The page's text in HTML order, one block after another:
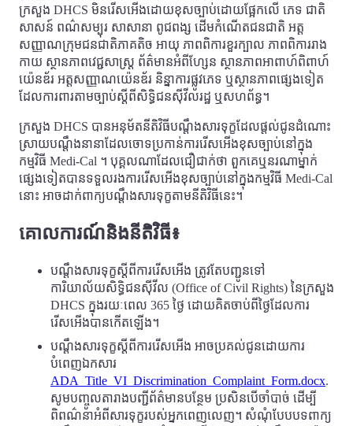
ក្រសួង DHCS មិនរើសអើងដោយខុសច្បាប់ដោយផ្អែកលើ ភេទ ជាតិ
សាសន៍ ពណ៌សម្បុរ សាសានា ពូជពង្ស ដើមកំណើតជនជាតិ អត្ត
សញ្ញាណក្រុមជនជាតិភាគតិច អាយុ ភាពពិការខួរក្បាល ភាពពិការរាង
កាយ ស្ថានភាពវេជ្ជសាស្រ្ត ព័ត៌មានអំពីហ្សែន ស្ថានភាពអាពាហ៍ពិពាហ៍
យ៉េនឌ័រ អត្តសញ្ញាណយ៉េនឌ័រ និន្នាការផ្លូវភេទ ឬស្ថានភាពផ្សេងទៀត
ដែលការពារតាមច្បាប់ស្តីពីសិទ្ធិជនស៊ីវីលរដ្ឋ ឬសហព័ន្ធ។
ក្រសួង DHCS បានអនុម័តនីតិវិធីបណ្តឹងសារទុក្ខដែលផ្តល់ជូនដំណោះ
ស្រាយបណ្តឹងនានាដែលចោទប្រកាន់ការរើសអើងខុសច្បាប់នៅក្នុង
កម្មវិធី Medi-Cal ។ បុគ្គលណាដែលជឿជាក់ថា ពួកគេឬនរណាម្នាក់
ផ្សេងទៀតបានទទួលរងការរើសអើងខុសច្បាប់នៅក្នុងកម្មវិធី Medi-Cal
នោះ អាចដាក់ពាក្យបណ្តឹងសារទុក្ខតាមនីតិវិធីនេះ។
គោលការណ៍និងនីតិវិធី៖
បណ្តឹងសារទុក្ខស្តីពីការរើសអើង ត្រូវតែបញ្ជូនទៅ
ការិយាល័យសិទិ្ធជនស៊ីវីល (Office of Civil Rights) នៃក្រសួង
DHCS ក្នុងរយៈពេល 365 ថ្ងៃ ដោយគិតចាប់ពីថ្ងៃដែលការ
រើសអើងបានកើតឡើង។
បណ្តឹងសារទុក្ខស្តីពីការរើសអើង អាចប្រគល់ជូនដោយការ
បំពេញឯកសារ
ADA_Title_VI_Discrimination_Complaint_Form.docx.
សូមបញ្ចូលតារាងបញ្ជីព័ត៌មានបន្ថែម ប្រសិនបើចាំបាច់ ដើម្បី
ពិពណ៌នាអំពីសារទុក្ខរបស់អ្នកពេញលេញ។ សំណុំបែបបទពាក្យ